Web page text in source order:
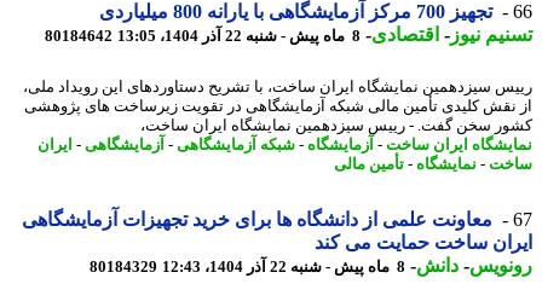
تجهیز 700 مرکز آزمایشگاهی با یارانه 800 میلیاردی
نیوز-اقتصادی-8 ماه پیش - شنبه 22 آذر 1404، 13:05 80184642
سیزدهمین نمایشگاه ایران ساخت، با تشریح دستاوردهای این رویداد ملی،
کلیدی تأمین مالی شبکه آزمایشگاهی در تقویت زیرساخت های پژوهشی
سخن گفت. - رییس سیزدهمین نمایشگاه ایران ساخت،
ایران ساخت-آزمایشگاه-شبکه آزمایشگاهی-آزمایشگاهی-ایران
-نمایشگاه-تأمین مالی
معاونت علمی از دانشگاه ها برای خرید تجهیزات آزمایشگاهی
ساخت حمایت می کند
-دانش -8 ماه پیش - شنبه 22 آذر 1404، 12:43 80184329